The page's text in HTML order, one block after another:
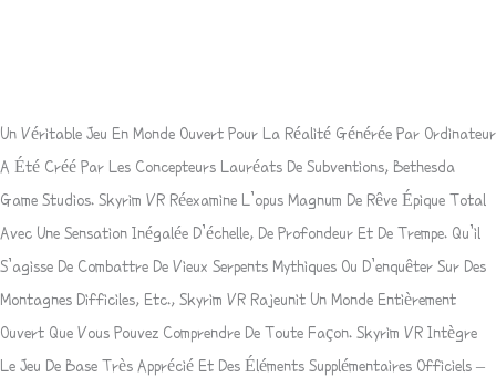
Un Véritable Jeu En Monde Ouvert Pour La Réalité Générée Par Ordinateur
A Été Créé Par Les Concepteurs Lauréats De Subventions, Bethesda
Game Studios. Skyrim VR Réexamine L’opus Magnum De Rêve Épique Total
Avec Une Sensation Inégalée D’échelle, De Profondeur Et De Trempe. Qu’il
S’agisse De Combattre De Vieux Serpents Mythiques Ou D’enquêter Sur Des
Montagnes Difficiles, Etc., Skyrim VR Rajeunit Un Monde Entièrement
Ouvert Que Vous Pouvez Comprendre De Toute Façon. Skyrim VR Intègre
Le Jeu De Base Très Apprécié Et Des Éléments Supplémentaires Officiels –